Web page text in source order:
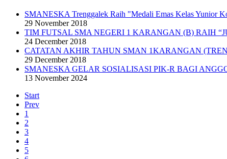
SMANESKA Trenggalek Raih "Medali Emas Kelas Yunior
29 November 2018
TIM FUTSAL SMA NEGERI 1 KARANGAN (B) RAIH
24 December 2018
CATATAN AKHIR TAHUN SMAN 1KARANGAN
29 December 2018
SMANESKA GELAR SOSIALISASI PIK-R BAGI
13 November 2024
Start
Prev
1
2
3
4
5